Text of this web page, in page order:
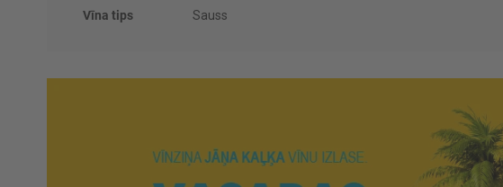
Vīna tips Sauss